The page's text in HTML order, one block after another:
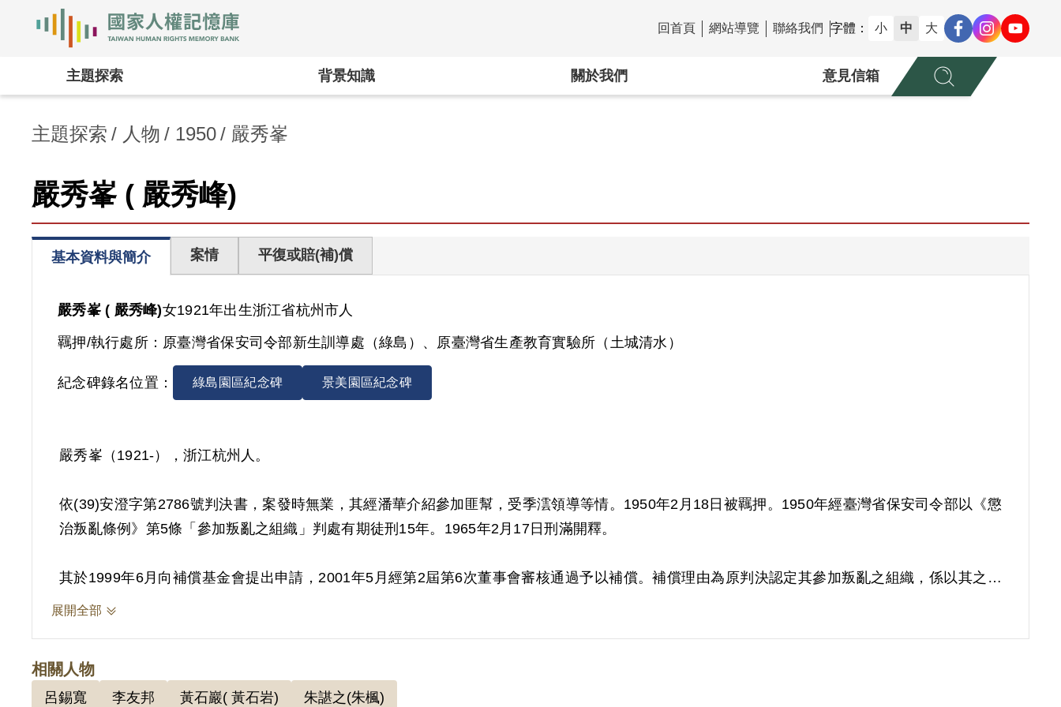
:::
回首頁 網站導覽 聯絡我們 字體： 小 中 大
主題探索 背景知識 關於我們 意見信箱
主題探索 人物 1950 嚴秀峯
嚴秀峯 ( 嚴秀峰)
基本資料與簡介 案情 平復或賠(補)償
嚴秀峯 ( 嚴秀峰)女1921年出生浙江省杭州市人
羈押/執行處所： 原臺灣省保安司令部新生訓導處（綠島）、原臺灣省生產教育實驗所（土城清水）
紀念碑錄名位置： 綠島園區紀念碑 景美園區紀念碑
嚴秀峯（1921-），浙江杭州人。
依(39)安澄字第2786號判決書，案發時無業，其經潘華介紹參加匪幫，受季澐領導等情。1950年2月18日被羈押。1950年經臺灣省保安司令部以《懲
治叛亂條例》第5條「參加叛亂之組織」判處有期徒刑15年。1965年2月17日刑滿開釋。
其於1999年6月向補償基金會提出申請，2001年5月經第2屆第6次董事會審核通過予以補償。補償理由為原判決認定其參加叛亂之組織，係以其之自
白為據，並未調查其他必要之證據，以查其是否與事實相符。 且原判決對其參加匪幫組織之性質與目的均未予查證敘明，此外別無其他具體佐證，故
展開全部
相關人物
呂錫寬 李友邦 黃石巖( 黃石岩) 朱諶之(朱楓)